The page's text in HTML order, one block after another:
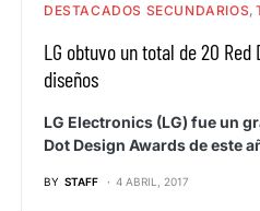
DESTACADOS SECUNDARIOS
LG obtuvo un total de 20 Red
diseños
LG Electronics (LG) fue un
Dot Design Awards de este
BY STAFF 4 ABRIL, 2017